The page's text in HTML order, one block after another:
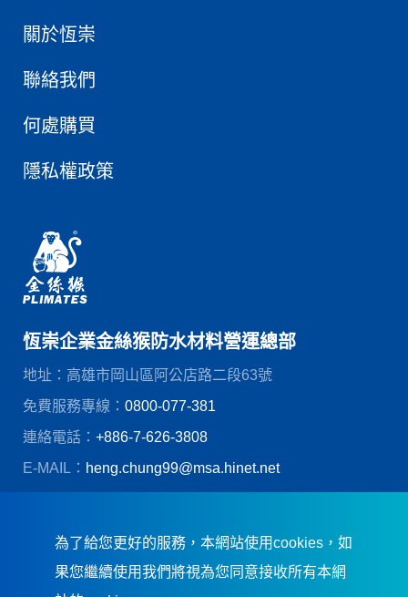
關於恆崇
聯絡我們
何處購買
隱私權政策
恆崇企業金絲猴防水材料營運總部
地址：高雄市岡山區阿公店路二段63號
免費服務專線： 0800-077-381
連絡電話： +886-7-626-3808
E-MAIL： heng.chung99@msa.hinet.net
為了給您更好的服務，本網站使用cookies，如
果您繼續使用我們將視為您同意接收所有本網